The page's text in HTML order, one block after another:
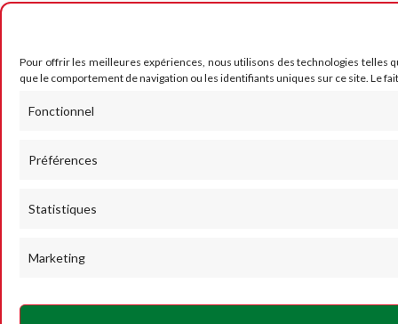
Pour offrir les meilleures expériences, nous utilisons des technologies telles
que le comportement de navigation ou les identifiants uniques sur ce site. Le
Fonctionnel
Préférences
Statistiques
Marketing